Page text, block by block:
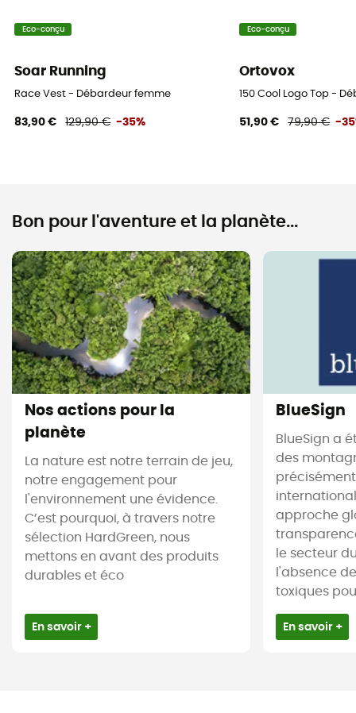
Eco-conçu
Soar Running
Race Vest - Débardeur femme
83,90 € 129,90 € -35%
Eco-conçu
Ortovox
150 Cool Logo Top -
51,90 € 79,90 € -
Bon pour l'aventure et la planète...
Nos actions pour la
planète
La nature est notre terrain de jeu,
notre engagement pour
l'environnement une évidence.
C’est pourquoi, à travers notre
sélection HardGreen, nous
mettons en avant des produits
durables et éco
En savoir +
BlueSign
BlueSign a
des
approche
le secteur
l'absence
toxiques
En savoir +